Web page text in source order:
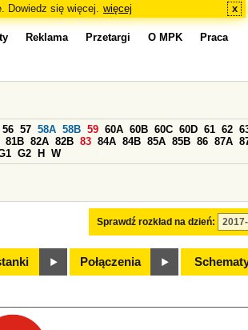
Dowiedz się więcej. więcej x
Reklama Przetargi O MPK Praca
Sprawdź rozkład na dzień:
56 57 58A 58B 59 60A 60B 60C 60D 61 62
81B 82A 82B 83 84A 84B 85A 85B 86 87A
G2 H W
Połączenia